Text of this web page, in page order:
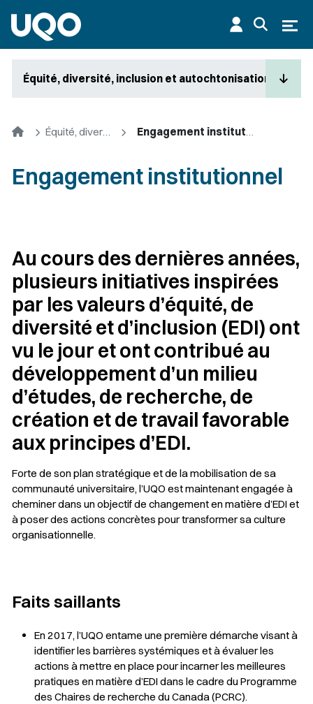
Équité, diversité, inclusion et autochtonisation
Accueil Équité, diversité, inclusion et autochtonisation Engagement institutionnel
Engagement institutionnel
Au cours des dernières années,
plusieurs initiatives inspirées
par les valeurs d’équité, de
diversité et d’inclusion (EDI) ont
vu le jour et ont contribué au
développement d’un milieu
d’études, de recherche, de
création et de travail favorable
aux principes d’EDI.
Forte de son plan stratégique et de la mobilisation de sa
communauté universitaire, l’UQO est maintenant engagée à
cheminer dans un objectif de changement en matière d’EDI et
à poser des actions concrètes pour transformer sa culture
organisationnelle.
Faits saillants
En 2017, l’UQO entame une première démarche visant à
identifier les barrières systémiques et à évaluer les
actions à mettre en place pour incarner les meilleures
pratiques en matière d’EDI dans le cadre du Programme
des Chaires de recherche du Canada (PCRC).